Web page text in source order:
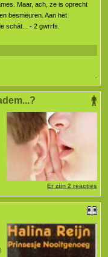
Maar, ach, ze is oprecht
besmeuren. Aan het
schát... - 2 gwrrfs.
Er zijn 2 reacties